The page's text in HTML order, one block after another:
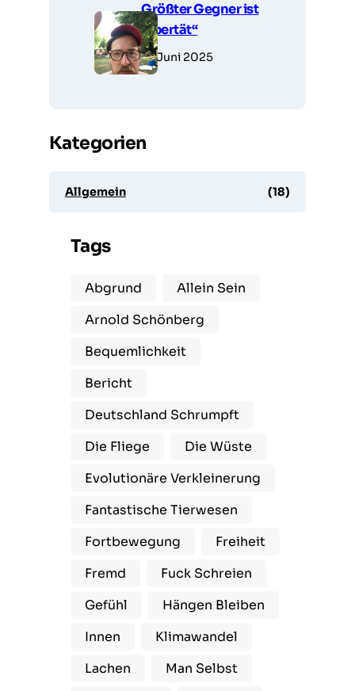
„Größter Gegner ist
Pubertät“
26. Juni 2025
Kategorien
Allgemein (18)
Tags
Abgrund
Allein Sein
Arnold Schönberg
Bequemlichkeit
Bericht
Deutschland Schrumpft
Die Fliege
Die Wüste
Evolutionäre Verkleinerung
Fantastische Tierwesen
Fortbewegung
Freiheit
Fremd
Fuck Schreien
Gefühl
Hängen Bleiben
Innen
Klimawandel
Lachen
Man Selbst